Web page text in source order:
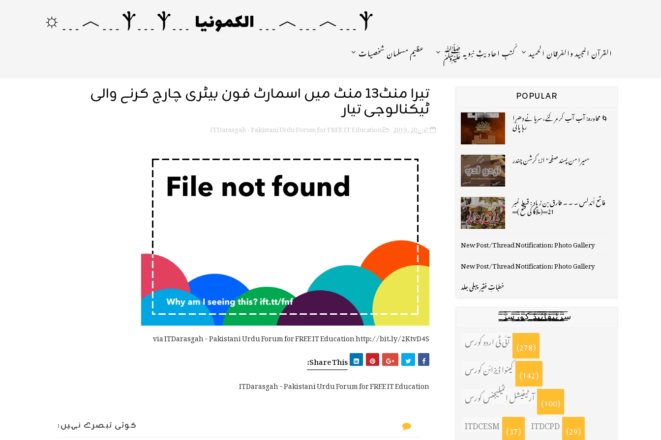
Ⲯ﹍︿﹍︿﹍ الکمونیا ﹍Ⲯ﹍Ⲯ﹍︿﹍☼
القرآن المجید والفرقان الحمید کُتبِ احادیثِ نبویہ ﷺ عظیم مسلمان شخصیات
تیرا منٹ13 منٹ میں اسمارٹ فون بیٹری چارج کرنے والی
ٹیکنالوجی تیار
جون 20, 2019 ITDarasgah - Pakistani Urdu Forum for FREE IT Education
via ITDarasgah - Pakistani Urdu Forum for FREE IT Education http://bit.ly/2KtvD4S
Share This:
ITDarasgah - Pakistani Urdu Forum for FREE IT Education
کوئی تبصرے نہیں:
POPULAR
🌀 محاورہ: آب آب کر مر گئے، سرہانے دھرا
رہا پانی
"میرا من پسند صفحہ" از: کرشن چندر
فاتح اُندلس ۔ ۔ ۔ طارق بن زیاد : قسط نمبر
21═(ملاگا کی فتح )═
New Post/Thread Notification: Photo Gallery
New Post/Thread Notification: Photo Gallery
خطباتِ فقیر پہلی جلد
س̳̿͟͞ر̳̿͟͞ٹ̳̿͟͞ی̳̿͟͞ف̳̿͟͞ا̳̿͟͞ي̳̳̿ٔ̿͟͟͞͞ی̳̿͟͞ڈ̳̿͟͞ ̳̿͟͞ک̳̿͟͞و̳̿͟͞ر̳̿͟͞س̳̿͟͞ز̳̿͟͞
آئی ٹی اردو کورس (278)
کینوا ڈیزائن کورس (142)
آرٹیفیشل انٹیلیجنس کورس (100)
ITDCESM (37) ITDCPD (29)